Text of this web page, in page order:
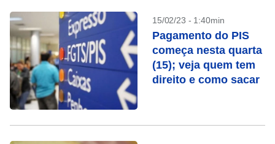
15/02/23 - 1:40min
Pagamento do PIS
começa nesta quarta
(15); veja quem tem
direito e como sacar